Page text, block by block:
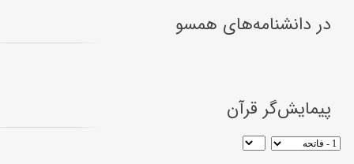
در دانشنامه‌های همسو
پیمایش‌گر قرآن